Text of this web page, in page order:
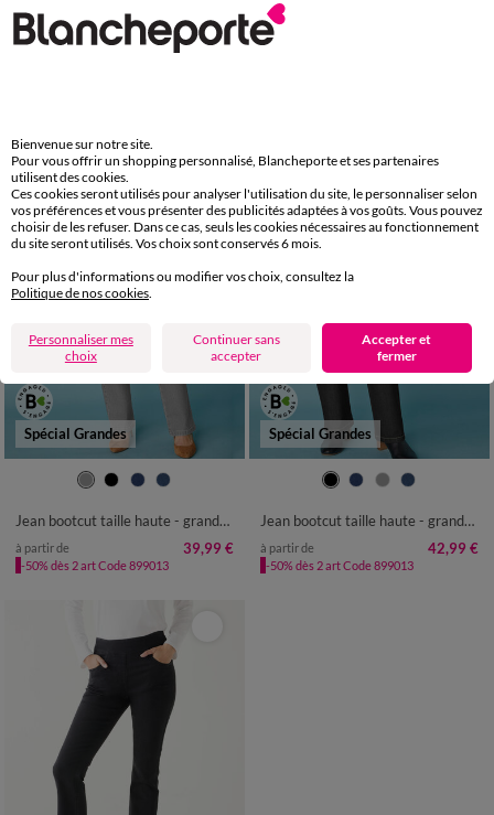
36 38 40 42 44 46 48
36
Spécial Grandes
38 40 42 44
Jean bootcut taille haute - grande stature
à partir de 39,99 €
-50% dès 2 art Code 899013
Spécial Grandes
38 40 42 44
Jean bootcut taille haute - grande stature
à partir de 42,99 €
-50% dès 2 art Code 899013
Bienvenue sur notre site.
Pour vous offrir un shopping personnalisé, Blancheporte et ses partenaires
utilisent des cookies.
Ces cookies seront utilisés pour analyser l'utilisation du site, le personnaliser selon
vos préférences et vous présenter des publicités adaptées à vos goûts. Vous pouvez
choisir de les refuser. Dans ce cas, seuls les cookies nécessaires au fonctionnement
du site seront utilisés. Vos choix sont conservés 6 mois.
Pour plus d'informations ou modifier vos choix, consultez la
Politique de nos cookies
Personnaliser mes
choix
Continuer sans
accepter
Accepter et
fermer